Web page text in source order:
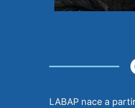
LABAP nace a